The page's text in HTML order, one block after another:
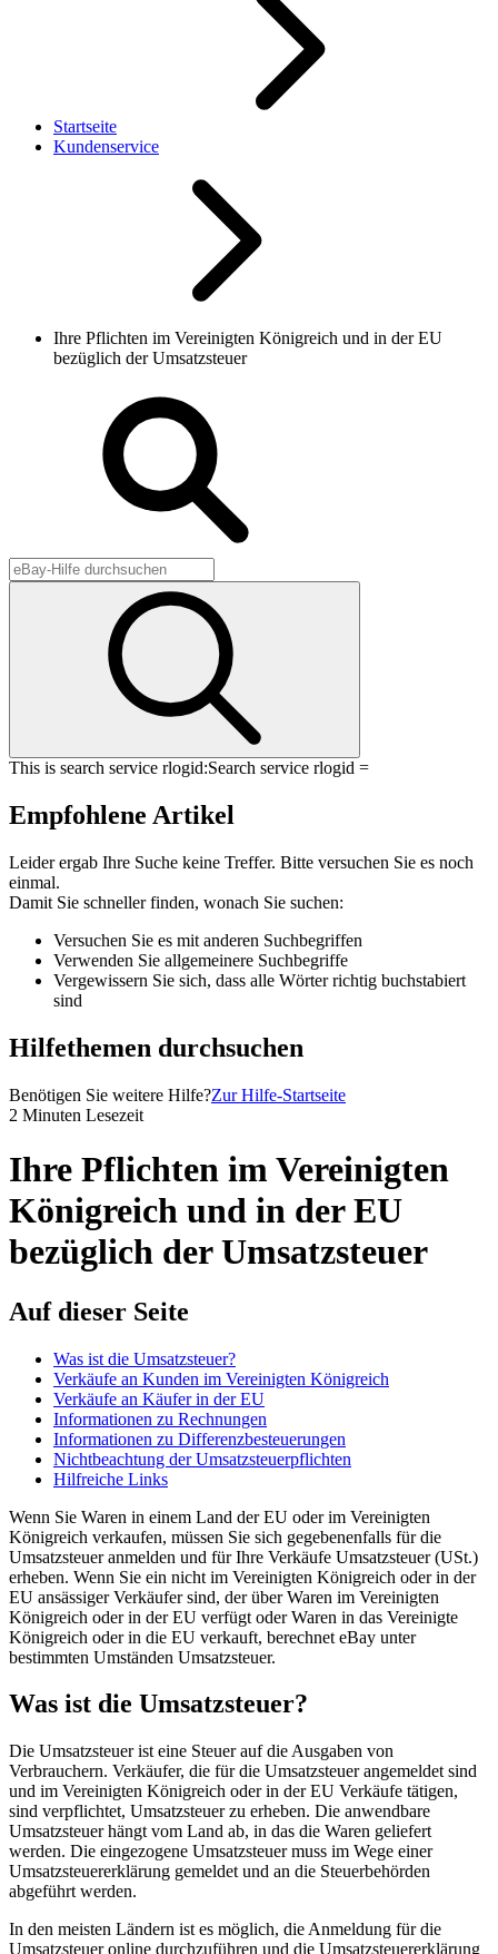
Startseite
Kundenservice
Ihre Pflichten im Vereinigten Königreich und in der EU
bezüglich der Umsatzsteuer
This is search service rlogid:Search service rlogid =
Empfohlene Artikel
Leider ergab Ihre Suche keine Treffer. Bitte versuchen Sie es noch
einmal.
Damit Sie schneller finden, wonach Sie suchen:
Versuchen Sie es mit anderen Suchbegriffen
Verwenden Sie allgemeinere Suchbegriffe
Vergewissern Sie sich, dass alle Wörter richtig buchstabiert
sind
Hilfethemen durchsuchen
Benötigen Sie weitere Hilfe?Zur Hilfe-Startseite
2 Minuten Lesezeit
Ihre Pflichten im Vereinigten
Königreich und in der EU
bezüglich der Umsatzsteuer
Auf dieser Seite
Was ist die Umsatzsteuer?
Verkäufe an Kunden im Vereinigten Königreich
Verkäufe an Käufer in der EU
Informationen zu Rechnungen
Informationen zu Differenzbesteuerungen
Nichtbeachtung der Umsatzsteuerpflichten
Hilfreiche Links
Wenn Sie Waren in einem Land der EU oder im Vereinigten
Königreich verkaufen, müssen Sie sich gegebenenfalls für die
Umsatzsteuer anmelden und für Ihre Verkäufe Umsatzsteuer (USt.)
erheben. Wenn Sie ein nicht im Vereinigten Königreich oder in der
EU ansässiger Verkäufer sind, der über Waren im Vereinigten
Königreich oder in der EU verfügt oder Waren in das Vereinigte
Königreich oder in die EU verkauft, berechnet eBay unter
bestimmten Umständen Umsatzsteuer.
Was ist die Umsatzsteuer?
Die Umsatzsteuer ist eine Steuer auf die Ausgaben von
Verbrauchern. Verkäufer, die für die Umsatzsteuer angemeldet sind
und im Vereinigten Königreich oder in der EU Verkäufe tätigen,
sind verpflichtet, Umsatzsteuer zu erheben. Die anwendbare
Umsatzsteuer hängt vom Land ab, in das die Waren geliefert
werden. Die eingezogene Umsatzsteuer muss im Wege einer
Umsatzsteuererklärung gemeldet und an die Steuerbehörden
abgeführt werden.
In den meisten Ländern ist es möglich, die Anmeldung für die
Umsatzsteuer online durchzuführen und die Umsatzsteuererklärung